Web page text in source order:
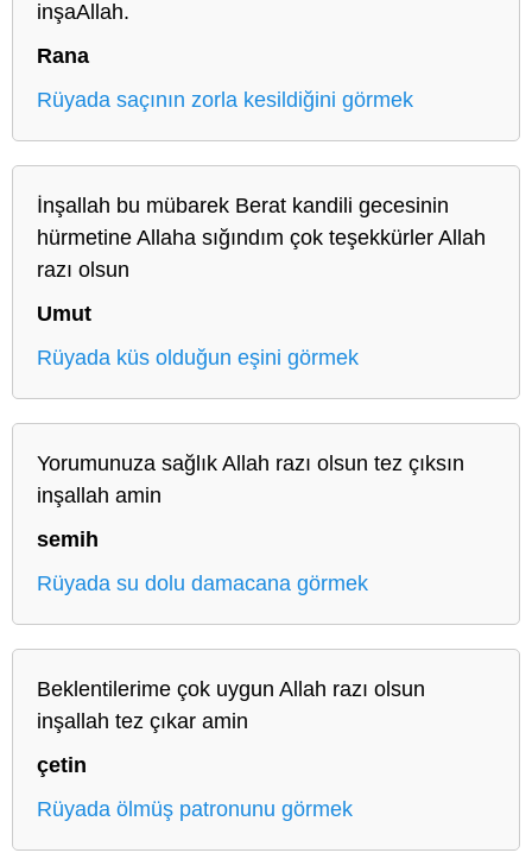
inşaAllah.
Rana
Rüyada saçının zorla kesildiğini görmek
İnşallah bu mübarek Berat kandili gecesinin
hürmetine Allaha sığındım çok teşekkürler Allah
razı olsun
Umut
Rüyada küs olduğun eşini görmek
Yorumunuza sağlık Allah razı olsun tez çıksın
inşallah amin
semih
Rüyada su dolu damacana görmek
Beklentilerime çok uygun Allah razı olsun
inşallah tez çıkar amin
çetin
Rüyada ölmüş patronunu görmek